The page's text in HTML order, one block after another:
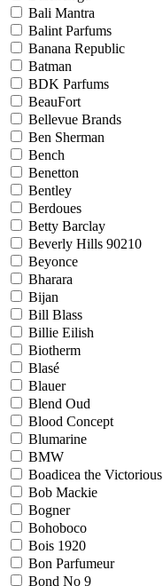
Bali Mantra
Balint Parfums
Banana Republic
Batman
BDK Parfums
BeauFort
Bellevue Brands
Ben Sherman
Bench
Benetton
Bentley
Berdoues
Betty Barclay
Beverly Hills 90210
Beyonce
Bharara
Bijan
Bill Blass
Billie Eilish
Biotherm
Blasé
Blauer
Blend Oud
Blood Concept
Blumarine
BMW
Boadicea the Victorious
Bob Mackie
Bogner
Bohoboco
Bois 1920
Bon Parfumeur
Bond No 9